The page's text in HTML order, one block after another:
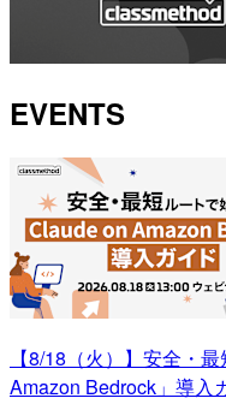
EVENTS
【8/18（火）】安全・
Amazon Bedrock」導入